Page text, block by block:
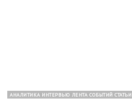
АНАЛИТИКА ИНТЕРВЬЮ ЛЕНТА СОБЫТИЙ СТАТЬИ